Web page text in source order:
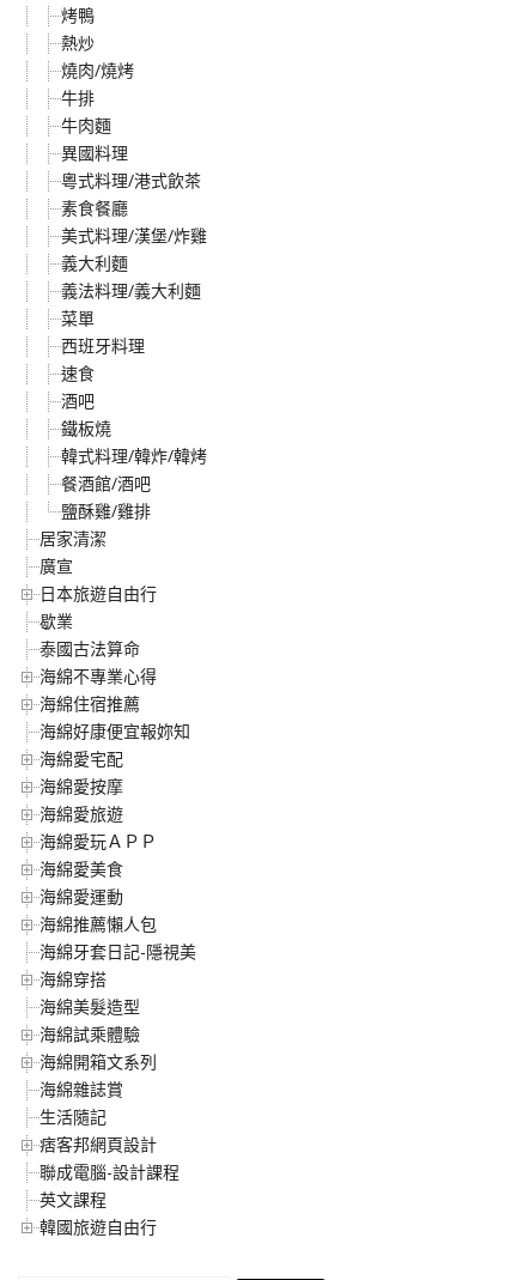
烤鴨
熱炒
燒肉/燒烤
牛排
牛肉麵
異國料理
粵式料理/港式飲茶
素食餐廳
美式料理/漢堡/炸雞
義大利麵
義法料理/義大利麵
菜單
西班牙料理
速食
酒吧
鐵板燒
韓式料理/韓炸/韓烤
餐酒館/酒吧
鹽酥雞/雞排
居家清潔
廣宣
日本旅遊自由行
歇業
泰國古法算命
海綿不專業心得
海綿住宿推薦
海綿好康便宜報妳知
海綿愛宅配
海綿愛按摩
海綿愛旅遊
海綿愛玩ＡＰＰ
海綿愛美食
海綿愛運動
海綿推薦懶人包
海綿牙套日記-隱視美
海綿穿搭
海綿美髮造型
海綿試乘體驗
海綿開箱文系列
海綿雜誌賞
生活隨記
痞客邦網頁設計
聯成電腦-設計課程
英文課程
韓國旅遊自由行